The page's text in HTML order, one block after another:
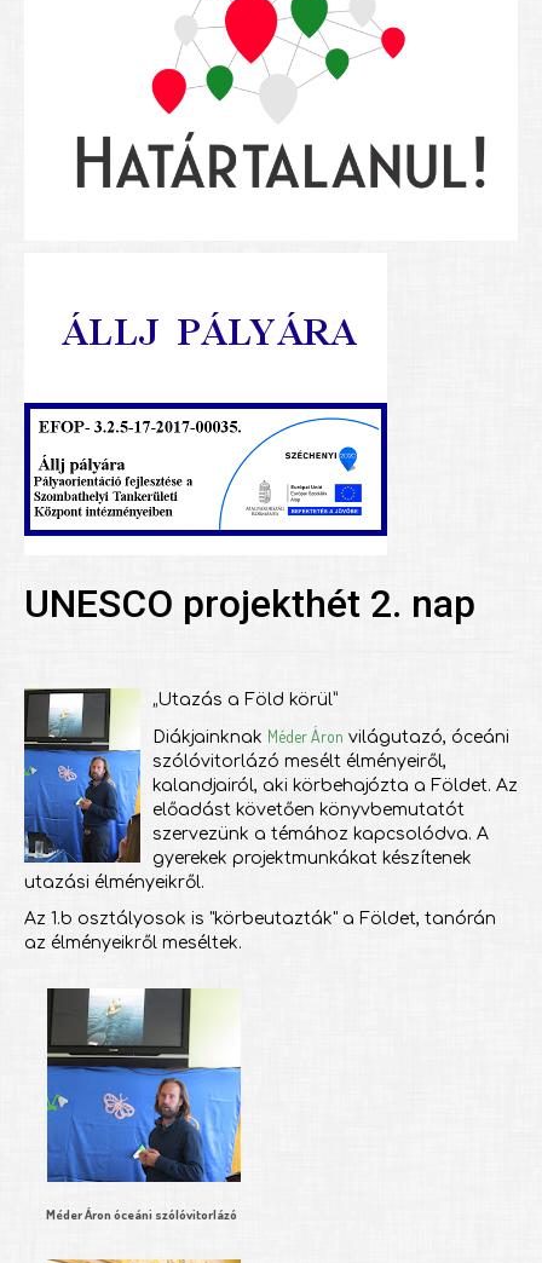
UNESCO projekthét 2. nap
„Utazás a Föld körül”
Diákjainknak Méder Áron világutazó, óceáni
szólóvitorlázó mesélt élményeiről,
kalandjairól, aki körbehajózta a Földet. Az
előadást követően könyvbemutatót
szervezünk a témához kapcsolódva. A
gyerekek projektmunkákat készítenek
utazási élményeikről.
Az 1.b osztályosok is "körbeutazták" a Földet, tanórán
az élményeikről meséltek.
Méder Áron óceáni szólóvitorlázó